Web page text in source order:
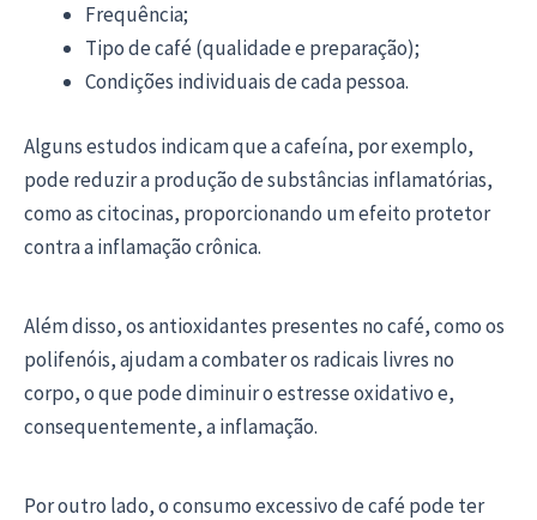
Frequência;
Tipo de café (qualidade e preparação);
Condições individuais de cada pessoa.
Alguns estudos indicam que a cafeína, por exemplo,
pode reduzir a produção de substâncias inflamatórias,
como as citocinas, proporcionando um efeito protetor
contra a inflamação crônica.
Além disso, os antioxidantes presentes no café, como os
polifenóis, ajudam a combater os radicais livres no
corpo, o que pode diminuir o estresse oxidativo e,
consequentemente, a inflamação.
Por outro lado, o consumo excessivo de café pode ter